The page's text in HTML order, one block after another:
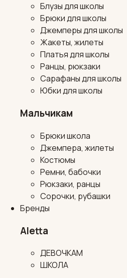
Блузы для школы
Брюки для школы
Джемперы для школы
Жакеты, жилеты
Платья для школы
Ранцы, рюкзаки
Сарафаны для школы
Юбки для школы
Мальчикам
Брюки школа
Джемпера, жилеты
Костюмы
Ремни, бабочки
Рюкзаки, ранцы
Сорочки, рубашки
Бренды
Aletta
ДЕВОЧКАМ
ШКОЛА